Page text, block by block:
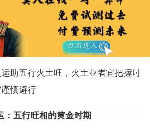
助五行火土旺，火土业者宜把握时
慎避行
：五行旺相的黄金时期